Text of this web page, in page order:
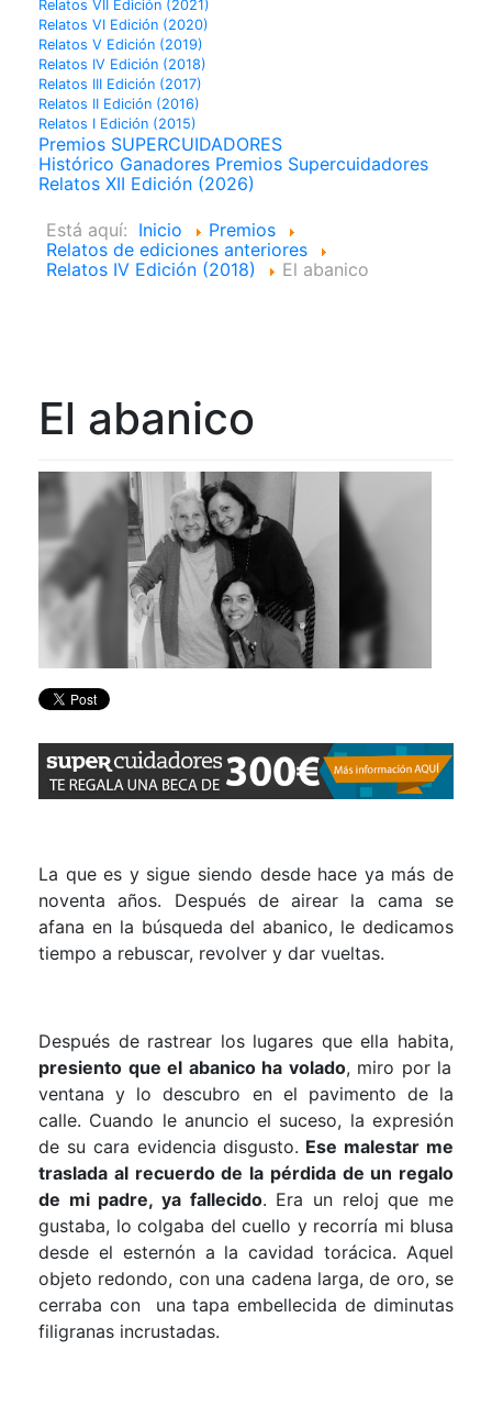
Relatos VII Edición (2021)
Relatos VI Edición (2020)
Relatos V Edición (2019)
Relatos IV Edición (2018)
Relatos III Edición (2017)
Relatos II Edición (2016)
Relatos I Edición (2015)
Premios SUPERCUIDADORES
Histórico Ganadores Premios Supercuidadores
Relatos XII Edición (2026)
Está aquí: Inicio
Premios
Relatos de ediciones anteriores
Relatos IV Edición (2018)
El abanico
El abanico
La que es y sigue siendo desde hace ya más de
noventa años. Después de airear la cama se
afana en la búsqueda del abanico, le dedicamos
tiempo a rebuscar, revolver y dar vueltas.
Después de rastrear los lugares que ella habita,
presiento que el abanico ha volado, miro por la
ventana y lo descubro en el pavimento de la
calle. Cuando le anuncio el suceso, la expresión
de su cara evidencia disgusto. Ese malestar me
traslada al recuerdo de la pérdida de un regalo
de mi padre, ya fallecido. Era un reloj que me
gustaba, lo colgaba del cuello y recorría mi blusa
desde el esternón a la cavidad torácica. Aquel
objeto redondo, con una cadena larga, de oro, se
cerraba con una tapa embellecida de diminutas
filigranas incrustadas.